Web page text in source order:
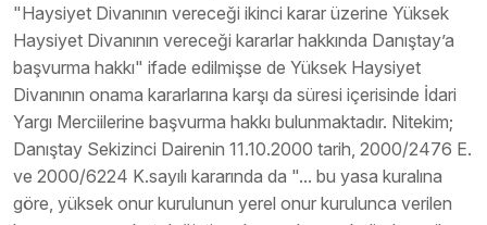
"Haysiyet Divanının vereceği ikinci karar üzerine Yüksek
Haysiyet Divanının vereceği kararlar hakkında Danıştay’a
başvurma hakkı" ifade edilmişse de Yüksek Haysiyet
Divanının onama kararlarına karşı da süresi içerisinde İdari
Yargı Merciilerine başvurma hakkı bulunmaktadır. Nitekim;
Danıştay Sekizinci Dairenin 11.10.2000 tarih, 2000/2476 E.
ve 2000/6224 K.sayılı kararında da "... bu yasa kuralına
göre, yüksek onur kurulunun yerel onur kurulunca verilen